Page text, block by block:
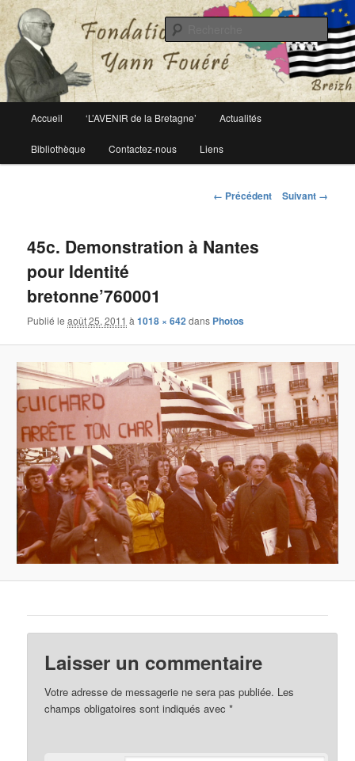
Fondation Yann Fouéré
Le site officiel de la fondation Yann Fouéré
principal
Aller
au
Accueil ‘L’AVENIR de la Bretagne’ Actualités
Bibliothèque Contactez-nous Liens
Navigation
← Précédent Suivant →
45c. Demonstration à Nantes
pour Identité
bretonne’760001
Publié leaoût 25, 2011 à1018 × 642 dans Photos
Laisser un commentaire
Votre adresse de messagerie ne sera pas publiée. Les
champs obligatoires sont indiqués avec*